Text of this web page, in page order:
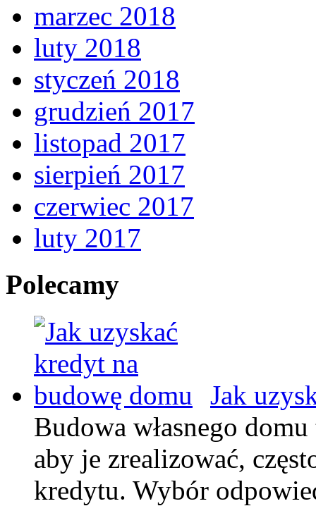
marzec 2018
luty 2018
styczeń 2018
grudzień 2017
listopad 2017
sierpień 2017
czerwiec 2017
luty 2017
Polecamy
Jak
Budowa własnego
aby je zrealizować,
kredytu. Wybór